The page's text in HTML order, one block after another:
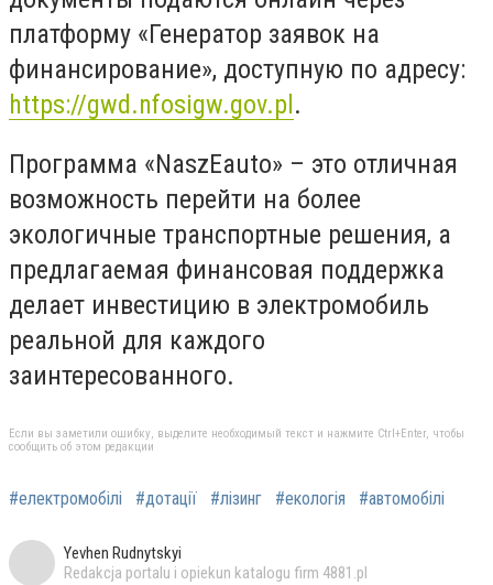
платформу «Генератор заявок на
финансирование», доступную по адресу:
https://gwd.nfosigw.gov.pl .
Программа «NaszEauto» – это отличная
возможность перейти на более
экологичные транспортные решения, а
предлагаемая финансовая поддержка
делает инвестицию в электромобиль
реальной для каждого
заинтересованного.
Если вы заметили ошибку, выделите необходимый текст и нажмите Ctrl+Enter, чтобы
сообщить об этом редакции
#електромобілі #дотації #лізинг #екологія #автомобілі
Yevhen Rudnytskyi
Redakcja portalu i opiekun katalogu firm 4881.pl